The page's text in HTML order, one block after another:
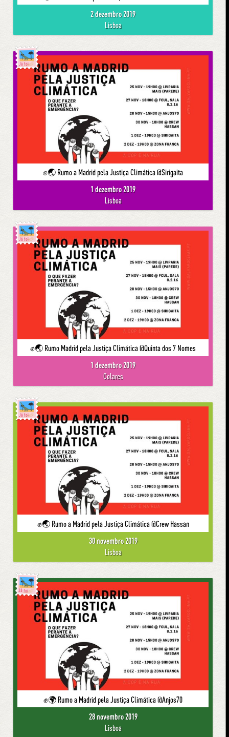
2 dezembro 2019
Lisboa
Já foi
✊🌏 Rumo a Madrid pela Justiça Climática @Sirigaita
1 dezembro 2019
Lisboa
Já foi
✊🌏 Rumo Madrid pela Justiça Climática @Quinta dos 7 Nomes
1 dezembro 2019
Colares
Já foi
✊🌏 Rumo a Madrid pela Justiça Climática @Crew Hassan
30 novembro 2019
Lisboa
Já foi
✊🌍 Rumo a Madrid pela Justiça Climática @Anjos70
28 novembro 2019
Lisboa